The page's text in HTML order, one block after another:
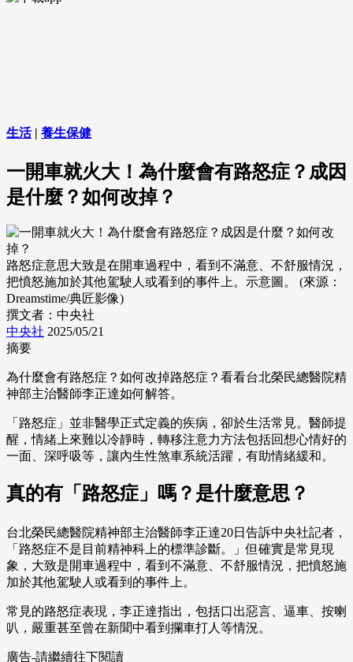
生活| 養生保健
一開車就火大！為什麼會有路怒症？成因
是什麼？如何改掉？
路怒症意思大致是在開車過程中，看到不滿意、不舒服情況，
把憤怒施加於其他駕駛人或看到的事件上。示意圖。 (來源：
Dreamstime/典匠影像)
撰文者：中央社
中央社 2025/05/21
摘要
為什麼會有路怒症？如何改掉路怒症？看看台北榮民總醫院精
神部主治醫師李正達如何解答。
「路怒症」並非醫學正式定義的疾病，卻於生活常見。醫師提
醒，情緒上來難以冷靜時，轉移注意力方法包括回想心情好的
一面、深呼吸等，讓內生性煞車系統活躍，有助情緒緩和。
真的有「路怒症」嗎？是什麼意思？
台北榮民總醫院精神部主治醫師李正達20日告訴中央社記者，
「路怒症不是目前精神科上的標準診斷。」但確實是常見現
象，大致是開車過程中，看到不滿意、不舒服情況，把憤怒施
加於其他駕駛人或看到的事件上。
常見的路怒症表現，李正達指出，包括口出惡言、逼車、按喇
叭，嚴重甚至曾在新聞中看到攔車打人等情況。
廣告-請繼續往下閱讀